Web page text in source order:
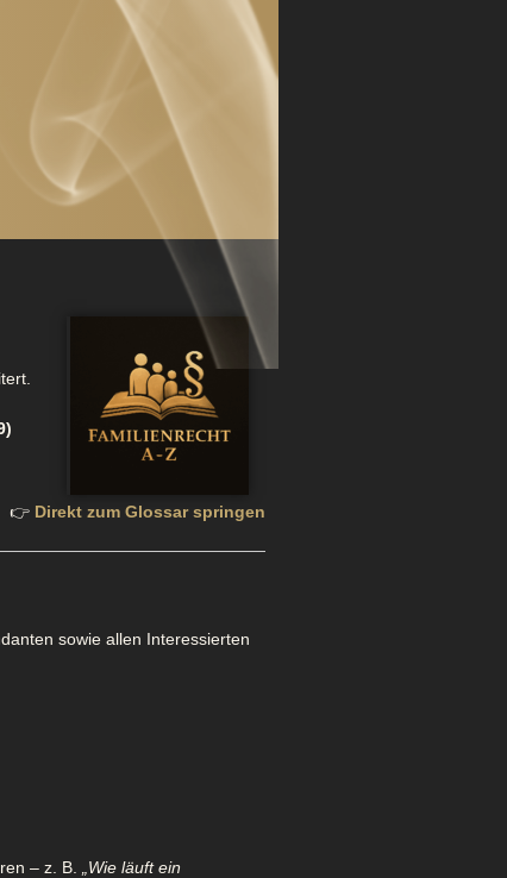
👉 Direkt zum Glossar springen
sowie allen Interessierten
– z. B.
„Wie läuft ein